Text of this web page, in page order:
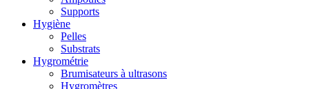
Supports
Hygiène
Pelles
Substrats
Hygrométrie
Brumisateurs à ultrasons
Hygromètres